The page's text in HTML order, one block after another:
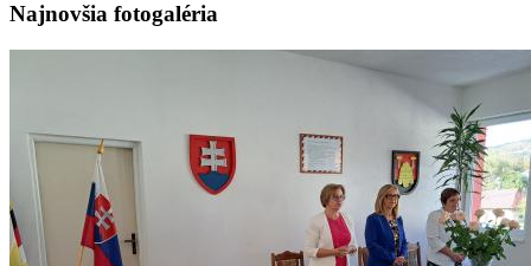
Najnovšia fotogaléria